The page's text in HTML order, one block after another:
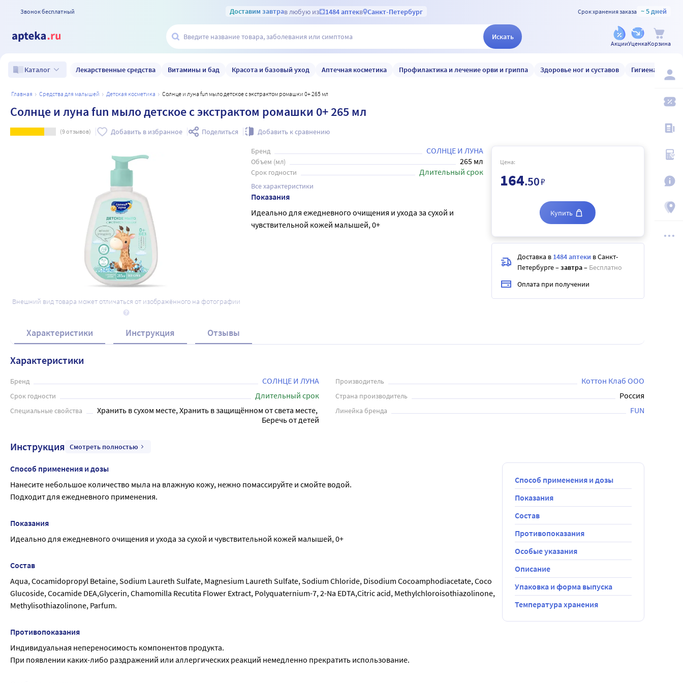
Звонок бесплатный Доставим завтрав любую из 1484 аптекв Санкт-Петербург Срок хранения заказа ~ 5 дней
Искать
АкцииУценкаКорзина
Каталог Лекарственные средства Витамины и бад Красота и базовый уход Аптечная косметика Профилактика и лечение орви и гриппа Здоровье ног и суставов Гигиена и уход
главная средства для малышей детская косметика Солнце и луна fun мыло детское с экстрактом ромашки 0+ 265 мл
Солнце и луна fun мыло детское с экстрактом ромашки 0+ 265 мл
(9отзывов) Добавить в избранное Поделиться Добавить к сравнению
Внешний вид товара может отличаться от изображённого на фотографии
Бренд СОЛНЦЕ И ЛУНА
Объем (мл) 265 мл
Срок годности Длительный срок
Все характеристики
Показания
Идеально для ежедневного очищения и ухода за сухой и
чувствительной кожей малышей, 0+
Цена:
164.50₽
Купить
Доставка в 1484 аптеки в Санкт-
Петербурге–завтра– Бесплатно
Оплата при получении
Характеристики Инструкция Отзывы
Характеристики
Бренд СОЛНЦЕ И ЛУНА Производитель Коттон Клаб ООО
Срок годности Длительный срок Страна производитель Россия
Специальные свойства
Хранить в сухом месте, Хранить в защищённом от света месте,
Беречь от детей
Линейка бренда FUN
Инструкция Смотреть полностью
Способ применения и дозы
Нанесите небольшое количество мыла на влажную кожу, нежно помассируйте и смойте водой.
Подходит для ежедневного применения.
Показания
Идеально для ежедневного очищения и ухода за сухой и чувствительной кожей малышей, 0+
Состав
Aqua, Cocamidopropyl Betaine, Sodium Laureth Sulfate, Magnesium Laureth Sulfate, Sodium Chloride, Disodium Cocoamphodiacetate, Coco
Glucoside, Cocamide DEA,Glycerin, Chamomilla Recutita Flower Extract, Polyquaternium-7, 2-Na EDTA,Citric acid, Methylchloroisothiazolinone,
Methylisothiazolinone, Parfum.
Противопоказания
Индивидуальная непереносимость компонентов продукта.
При появлении каких-либо раздражений или аллергических реакций немедленно прекратить использование.
Способ применения и дозы
Показания
Состав
Противопоказания
Особые указания
Описание
Упаковка и форма выпуска
Температура хранения